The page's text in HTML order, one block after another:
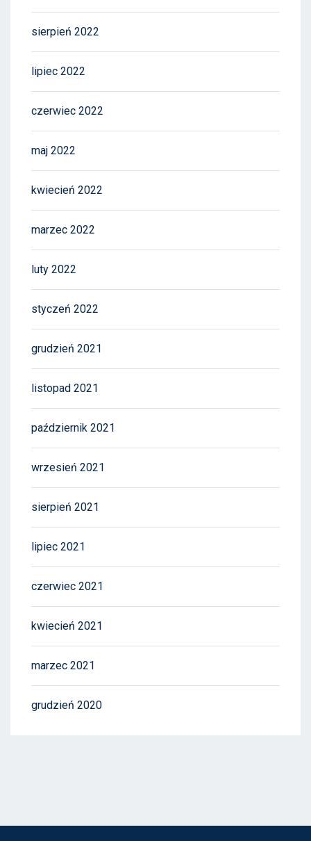
sierpień 2022
lipiec 2022
czerwiec 2022
maj 2022
kwiecień 2022
marzec 2022
luty 2022
styczeń 2022
grudzień 2021
listopad 2021
październik 2021
wrzesień 2021
sierpień 2021
lipiec 2021
czerwiec 2021
kwiecień 2021
marzec 2021
grudzień 2020